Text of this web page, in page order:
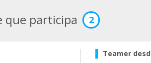
que participa 2
Teamer